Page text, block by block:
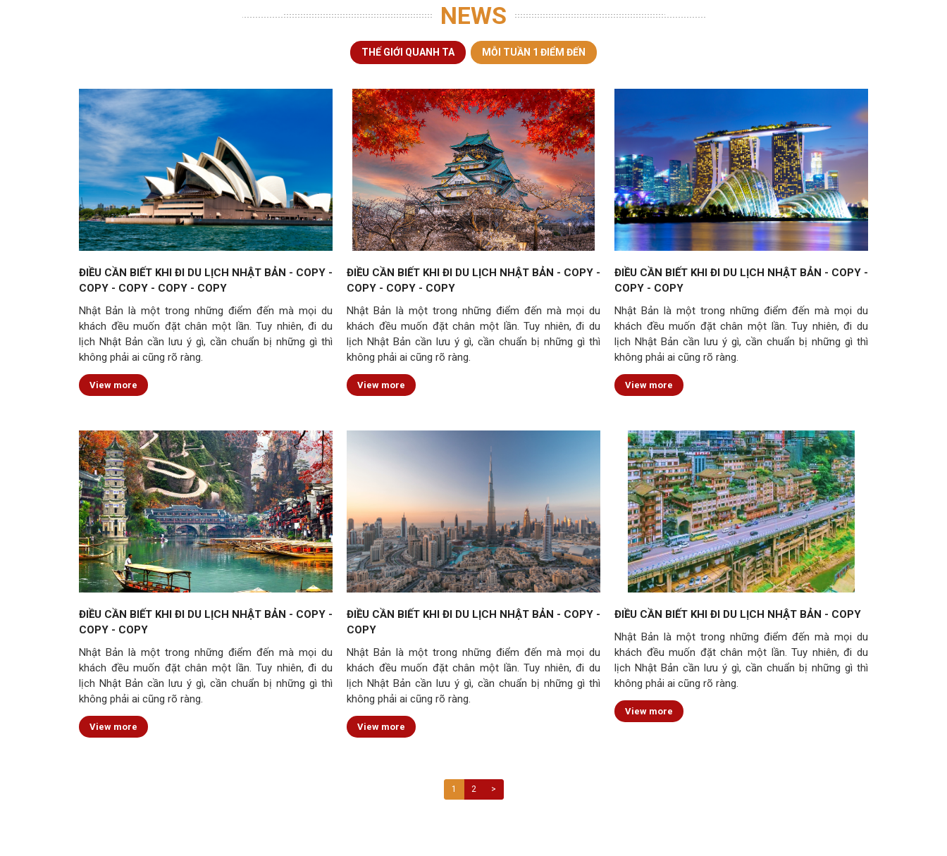
NEWS
THẾ GIỚI QUANH TA MỖI TUẦN 1 ĐIỂM ĐẾN
ĐIỀU CẦN BIẾT KHI ĐI DU LỊCH NHẬT BẢN - COPY -
COPY - COPY - COPY - COPY
Nhật Bản là một trong những điểm đến mà mọi du
khách đều muốn đặt chân một lần. Tuy nhiên, đi du
lịch Nhật Bản cần lưu ý gì, cần chuẩn bị những gì thì
không phải ai cũng rõ ràng.
View more
ĐIỀU CẦN BIẾT KHI ĐI DU LỊCH NHẬT BẢN - COPY -
COPY - COPY - COPY
Nhật Bản là một trong những điểm đến mà mọi du
khách đều muốn đặt chân một lần. Tuy nhiên, đi du
lịch Nhật Bản cần lưu ý gì, cần chuẩn bị những gì thì
không phải ai cũng rõ ràng.
View more
ĐIỀU CẦN BIẾT KHI ĐI DU LỊCH NHẬT BẢN - COPY -
COPY - COPY
Nhật Bản là một trong những điểm đến mà mọi du
khách đều muốn đặt chân một lần. Tuy nhiên, đi du
lịch Nhật Bản cần lưu ý gì, cần chuẩn bị những gì thì
không phải ai cũng rõ ràng.
View more
ĐIỀU CẦN BIẾT KHI ĐI DU LỊCH NHẬT BẢN - COPY -
COPY - COPY
Nhật Bản là một trong những điểm đến mà mọi du
khách đều muốn đặt chân một lần. Tuy nhiên, đi du
lịch Nhật Bản cần lưu ý gì, cần chuẩn bị những gì thì
không phải ai cũng rõ ràng.
View more
ĐIỀU CẦN BIẾT KHI ĐI DU LỊCH NHẬT BẢN - COPY -
COPY
Nhật Bản là một trong những điểm đến mà mọi du
khách đều muốn đặt chân một lần. Tuy nhiên, đi du
lịch Nhật Bản cần lưu ý gì, cần chuẩn bị những gì thì
không phải ai cũng rõ ràng.
View more
ĐIỀU CẦN BIẾT KHI ĐI DU LỊCH NHẬT BẢN - COPY
Nhật Bản là một trong những điểm đến mà mọi du
khách đều muốn đặt chân một lần. Tuy nhiên, đi du
lịch Nhật Bản cần lưu ý gì, cần chuẩn bị những gì thì
không phải ai cũng rõ ràng.
View more
1 2 >